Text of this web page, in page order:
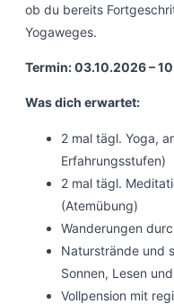
ob du bereits
Yogaweges.
Termin: 03.10.2026 –
Was dich erwartet:
2 mal tägl. Yoga,
Erfahrungsstufen)
2 mal tägl.
(Atemübung)
Wanderungen
Naturstrände und
Sonnen, Lesen
Vollpension mit